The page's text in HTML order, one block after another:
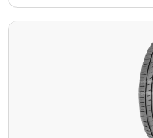
Daugiau parinkčių